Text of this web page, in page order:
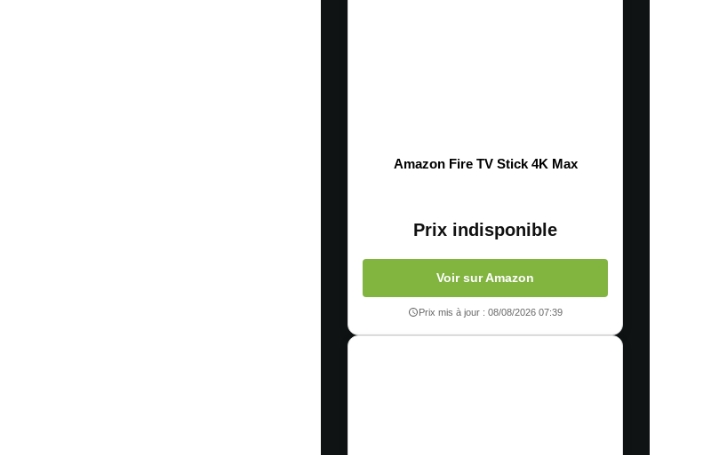
Amazon Fire TV Stick 4K Max
Prix indisponible
Voir sur Amazon
Prix mis à jour : 08/08/2026 07:39